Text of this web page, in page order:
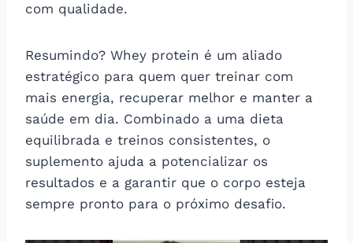
com qualidade.
Resumindo? Whey protein é um aliado
estratégico para quem quer treinar com
mais energia, recuperar melhor e manter a
saúde em dia. Combinado a uma dieta
equilibrada e treinos consistentes, o
suplemento ajuda a potencializar os
resultados e a garantir que o corpo esteja
sempre pronto para o próximo desafio.